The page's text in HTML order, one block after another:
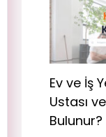
Ev ve İş
Ustası
Bulunur?